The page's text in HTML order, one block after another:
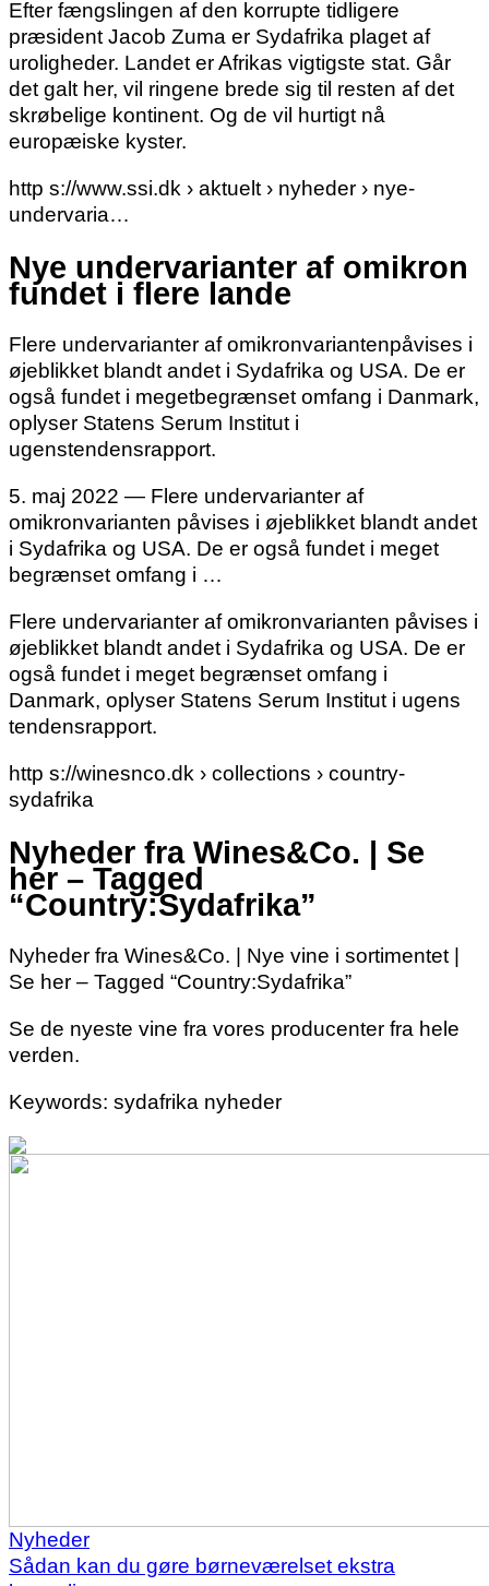
Efter fængslingen af den korrupte tidligere
præsident Jacob Zuma er Sydafrika plaget af
uroligheder. Landet er Afrikas vigtigste stat. Går
det galt her, vil ringene brede sig til resten af det
skrøbelige kontinent. Og de vil hurtigt nå
europæiske kyster.
http s://www.ssi.dk › aktuelt › nyheder › nye-
undervaria…
Nye undervarianter af omikron
fundet i flere lande
Flere undervarianter af omikronvariantenpåvises i
øjeblikket blandt andet i Sydafrika og USA. De er
også fundet i megetbegrænset omfang i Danmark,
oplyser Statens Serum Institut i
ugenstendensrapport.
5. maj 2022 — Flere undervarianter af
omikronvarianten påvises i øjeblikket blandt andet
i Sydafrika og USA. De er også fundet i meget
begrænset omfang i …
Flere undervarianter af omikronvarianten påvises i
øjeblikket blandt andet i Sydafrika og USA. De er
også fundet i meget begrænset omfang i
Danmark, oplyser Statens Serum Institut i ugens
tendensrapport.
http s://winesnco.dk › collections › country-
sydafrika
Nyheder fra Wines&Co. | Se
her – Tagged
“Country:Sydafrika”
Nyheder fra Wines&Co. | Nye vine i sortimentet |
Se her – Tagged “Country:Sydafrika”
Se de nyeste vine fra vores producenter fra hele
verden.
Keywords: sydafrika nyheder
Nyheder
Sådan kan du gøre børneværelset ekstra